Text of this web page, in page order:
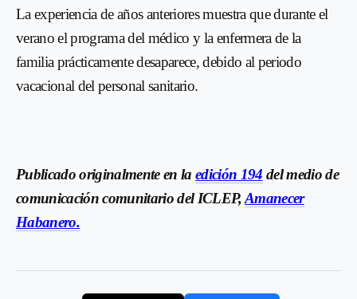
La experiencia de años anteriores muestra que durante el
verano el programa del médico y la enfermera de la
familia prácticamente desaparece, debido al periodo
vacacional del personal sanitario.
Publicado originalmente en la edición 194 del medio de
comunicación comunitario del ICLEP,Amanecer
Habanero.